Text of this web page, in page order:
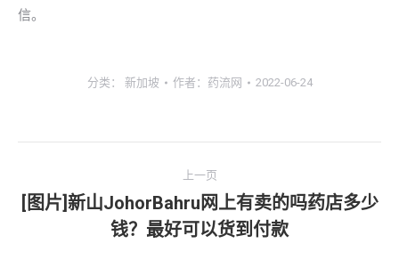
信。
分类： 新加坡 作者： 药流网 2022-06-24
章
上一页
上
一
[图片]新山JohorBahru网上有卖的吗药店多少
钱？最好可以货到付款